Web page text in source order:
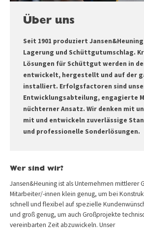
Über uns
Seit 1901 produziert
Lagerung und Schüttgutumschlag.
Lösungen für Schüttgut werden in
entwickelt, hergestellt und auf der
installiert. Erfolgsfactoren sind
Entwicklungsabteilung, engagierte
nüchterner Ansatz. Wir denken mit
mit und entwickeln zuverlässige
und professionelle Sonderlösungen.
Wer sind wir?
Jansen&Heuning ist als Unternehmen mittlerer
Mitarbeiter/-innen klein genug, um bei
schnell und flexibel auf spezielle
und groß genug, um auch Großprojekte
vereinbarten Zeit abzuwickeln. Unser